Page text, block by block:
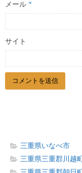
メール *
サイト
三重県いなべ市
三重県三重郡川越町